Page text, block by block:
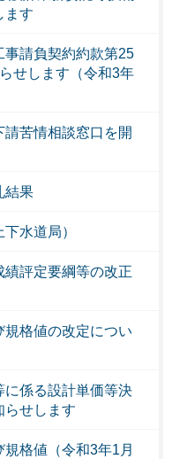
ます
事請負契約約款第25
せします（令和3年
苦情相談窓口を開
結果
水道局）
評定要綱等の改正
格値の改定につい
に係る設計単価等決
らせします
格値（令和3年1月